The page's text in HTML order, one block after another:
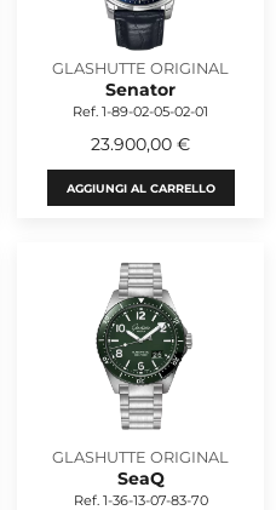
GLASHUTTE ORIGINAL
Senator
Ref. 1-89-02-05-02-01
23.900,00 €
AGGIUNGI AL CARRELLO
GLASHUTTE ORIGINAL
SeaQ
Ref. 1-36-13-07-83-70